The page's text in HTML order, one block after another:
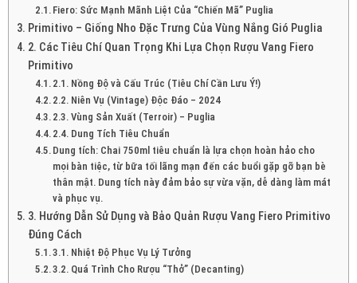
Fiero: Sức Mạnh Mãnh Liệt Của “Chiến Mã” Puglia
Primitivo – Giống Nho Đặc Trưng Của Vùng Nắng Gió Puglia
2. Các Tiêu Chí Quan Trọng Khi Lựa Chọn Rượu Vang Fiero
Primitivo
2.1. Nồng Độ và Cấu Trúc (Tiêu Chí Cần Lưu Ý!)
2.2. Niên Vụ (Vintage) Độc Đáo – 2024
2.3. Vùng Sản Xuất (Terroir) – Puglia
2.4. Dung Tích Tiêu Chuẩn
Dung tích: Chai 750ml tiêu chuẩn là lựa chọn hoàn hảo cho
mọi bàn tiệc, từ bữa tối lãng mạn đến các buổi gặp gỡ bạn bè
thân mật. Dung tích này đảm bảo sự vừa vặn, dễ dàng làm mát
và phục vụ.
3. Hướng Dẫn Sử Dụng và Bảo Quản Rượu Vang Fiero Primitivo
Đúng Cách
3.1. Nhiệt Độ Phục Vụ Lý Tưởng
3.2. Quá Trình Cho Rượu “Thở” (Decanting)